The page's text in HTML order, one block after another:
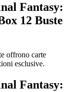
Fantasy:
12 Buste
offrono carte
esclusive.
Fantasy: